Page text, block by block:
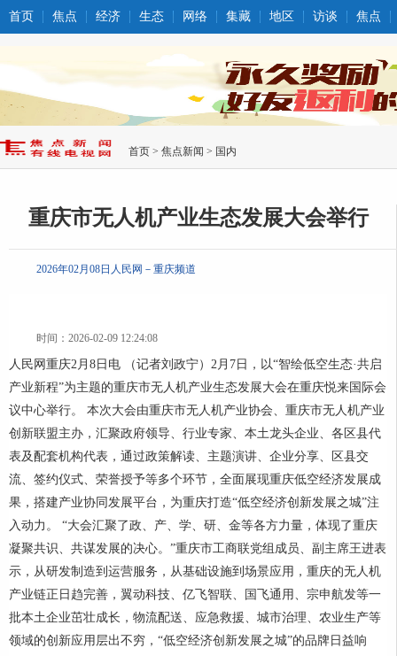
首页 焦点 经济 生态 网络 集藏 地区 访谈 焦点
首页 > 焦点新闻 > 国内
重庆市无人机产业生态发展大会举行
2026年02月08日人民网－重庆频道
时间：2026-02-09 12:24:08
人民网重庆2月8日电 （记者刘政宁）2月7日，以“智绘低空生态·共启
产业新程”为主题的重庆市无人机产业生态发展大会在重庆悦来国际会
议中心举行。 本次大会由重庆市无人机产业协会、重庆市无人机产业
创新联盟主办，汇聚政府领导、行业专家、本土龙头企业、各区县代
表及配套机构代表，通过政策解读、主题演讲、企业分享、区县交
流、签约仪式、荣誉授予等多个环节，全面展现重庆低空经济发展成
果，搭建产业协同发展平台，为重庆打造“低空经济创新发展之城”注
入动力。 “大会汇聚了政、产、学、研、金等各方力量，体现了重庆
凝聚共识、共谋发展的决心。”重庆市工商联党组成员、副主席王进表
示，从研发制造到运营服务，从基础设施到场景应用，重庆的无人机
产业链正日趋完善，翼动科技、亿飞智联、国飞通用、宗申航发等一
批本土企业茁壮成长，物流配送、应急救援、城市治理、农业生产等
领域的创新应用层出不穷，“低空经济创新发展之城”的品牌日益响